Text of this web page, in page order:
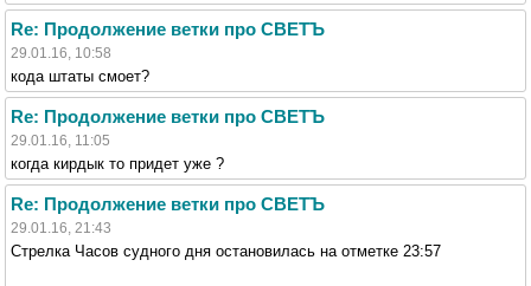
Re: Продолжение ветки про СВЕТЪ
29.01.16, 10:58
кода штаты смоет?
Re: Продолжение ветки про СВЕТЪ
29.01.16, 11:05
когда кирдык то придет уже ?
Re: Продолжение ветки про СВЕТЪ
29.01.16, 21:43
Стрелка Часов судного дня остановилась на отметке 23:57